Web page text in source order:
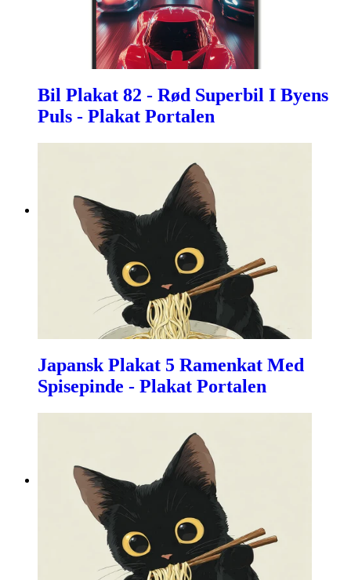
Bil Plakat 82 - Rød Superbil I Byens
Puls - Plakat Portalen
Japansk Plakat 5 Ramenkat Med
Spisepinde - Plakat Portalen